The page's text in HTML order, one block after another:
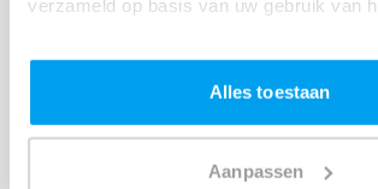
verzameld op basis van uw gebruik van
Alles toestaan
Aanpassen
Klantervaringen op andere websites